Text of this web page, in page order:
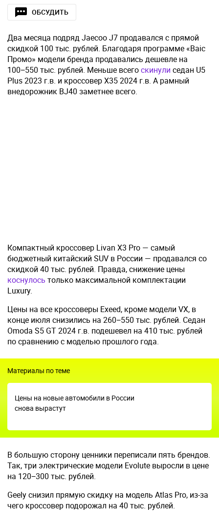
ОБСУДИТЬ
Два месяца подряд Jaecoo J7 продавался с прямой
скидкой 100 тыс. рублей. Благодаря программе «Baic
Промо» модели бренда продавались дешевле на
100−550 тыс. рублей. Меньше всегоскинули седан U5
Plus 2023 г.в. и кроссовер X35 2024 г.в. А рамный
внедорожник BJ40 заметнее всего.
Компактный кроссовер Livan X3 Pro — самый
бюджетный китайский SUV в России — продавался со
скидкой 40 тыс. рублей. Правда, снижение цены
коснулось только максимальной комплектации
Luxury.
Цены на все кроссоверы Exeed, кроме модели VX, в
конце июля снизились на 260−550 тыс. рублей. Седан
Omoda S5 GT 2024 г.в. подешевел на 410 тыс. рублей
по сравнению с моделью прошлого года.
Материалы по теме
Цены на новые автомобили в России
снова вырастут
В большую сторону ценники переписали пять брендов.
Так, три электрические модели Evolute выросли в цене
на 120−300 тыс. рублей.
Geely снизил прямую скидку на модель Atlas Pro, из-за
чего кроссовер подорожал на 40 тыс. рублей.